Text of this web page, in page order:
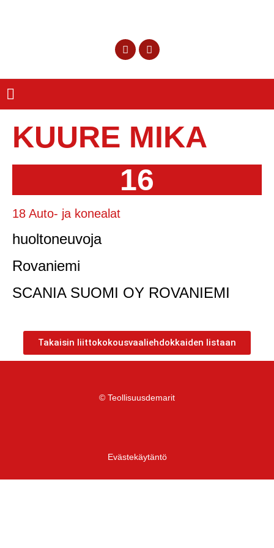
KUURE MIKA
16
18 Auto- ja konealat
huoltoneuvoja
Rovaniemi
SCANIA SUOMI OY ROVANIEMI
Takaisin liittokokousvaaliehdokkaiden listaan
© Teollisuusdemarit
Evästekäytäntö